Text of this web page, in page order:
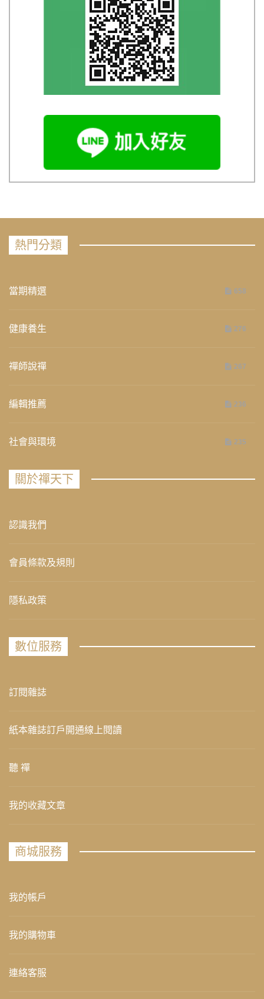
熱門分類
當期精選 658
健康養生 276
禪師說禪 267
編輯推薦 236
社會與環境 235
關於禪天下
認識我們
會員條款及規則
隱私政策
數位服務
訂閱雜誌
紙本雜誌訂戶開通線上閱讀
聽 禪
我的收藏文章
商城服務
我的帳戶
我的購物車
連絡客服